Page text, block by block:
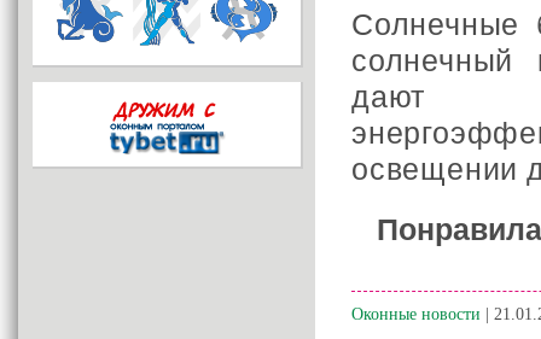
Солнечные
солнечный
дают
освещении
Оконные новости |